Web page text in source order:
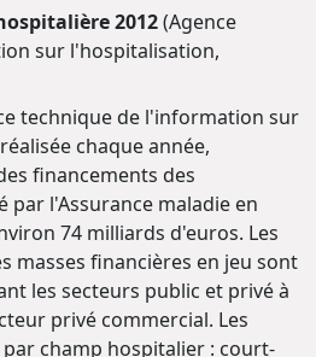
2012(Agence
sur l'hospitalisation,
technique de l'information sur
chaque année,
financements des
par l'Assurance maladie en
74 milliards d'euros. Les
masses financières en jeu sont
les secteurs public et privé à
privé commercial. Les
champ hospitalier : court-